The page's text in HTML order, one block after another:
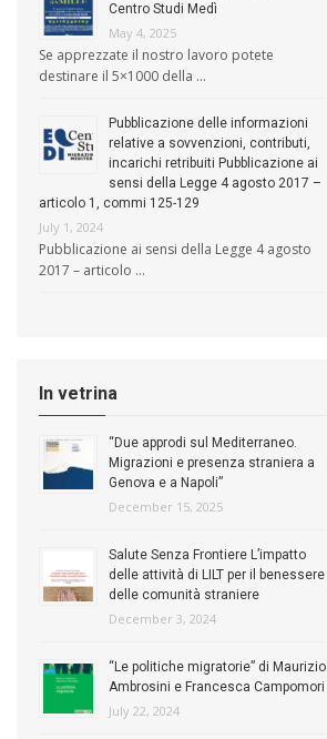
Centro Studi Medì
May 4, 2025
Se apprezzate il nostro lavoro potete
destinare il 5×1000 della …
Pubblicazione delle informazioni
relative a sovvenzioni, contributi,
incarichi retribuiti Pubblicazione ai
sensi della Legge 4 agosto 2017 –
articolo 1, commi 125-129
July 1, 2024
Pubblicazione ai sensi della Legge 4 agosto
2017 – articolo …
In vetrina
“Due approdi sul Mediterraneo.
Migrazioni e presenza straniera a
Genova e a Napoli”
December 15, 2025
Salute Senza Frontiere L’impatto
delle attività di LILT per il benessere
delle comunità straniere
December 3, 2024
“Le politiche migratorie” di Maurizio
Ambrosini e Francesca Campomori
July 22, 2024